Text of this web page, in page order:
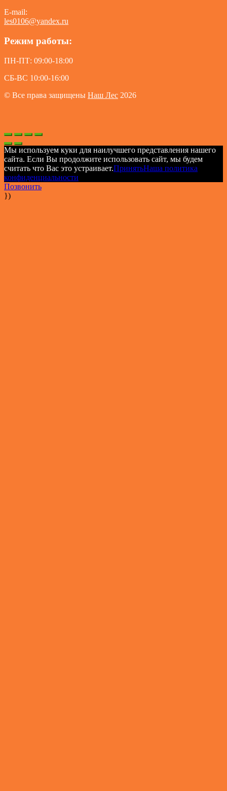
E-mail:
les0106@yandex.ru
Режим работы:
ПН-ПТ: 09:00-18:00
СБ-ВС 10:00-16:00
© Все права защищены Наш Лес 2026
Мы используем куки для наилучшего представления нашего
сайта. Если Вы продолжите использовать сайт, мы будем
считать что Вас это устраивает.ПринятьНаша политика
конфиденциальности
Позвонить
})